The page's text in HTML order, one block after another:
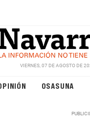
VIERNES, 07 DE AGOSTO DE
OSASUNA